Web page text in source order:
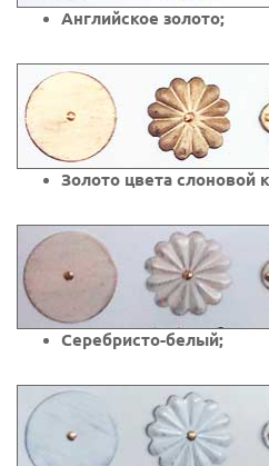
Английское золото;
Золото цвета слоновой
Серебристо-белый;